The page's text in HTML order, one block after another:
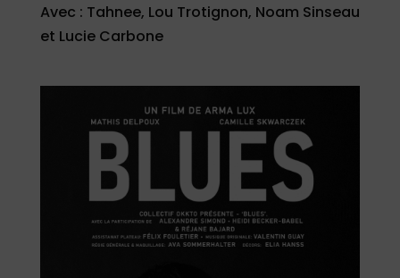
Avec : Tahnee, Lou Trotignon, Noam Sinseau
et Lucie Carbone